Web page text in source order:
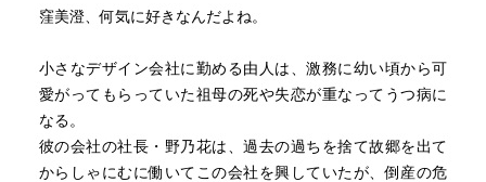
窪美澄、何気に好きなんだよね。
小さなデザイン会社に勤める由人は、激務に幼い頃から可
愛がってもらっていた祖母の死や失恋が重なってうつ病に
なる。
彼の会社の社長・野乃花は、過去の過ちを捨て故郷を出て
からしゃにむに働いてこの会社を興していたが、倒産の危